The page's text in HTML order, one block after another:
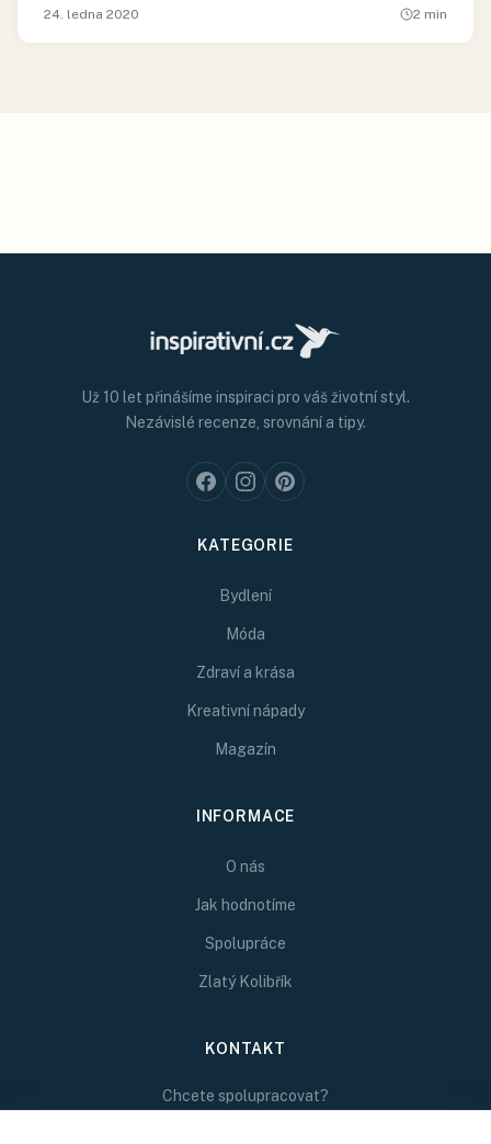
24. ledna 2020 2 min
Už 10 let přinášíme inspiraci pro váš životní styl.
Nezávislé recenze, srovnání a tipy.
KATEGORIE
Bydlení
Móda
Zdraví a krása
Kreativní nápady
Magazín
INFORMACE
O nás
Jak hodnotíme
Spolupráce
Zlatý Kolibřík
KONTAKT
Chcete spolupracovat?